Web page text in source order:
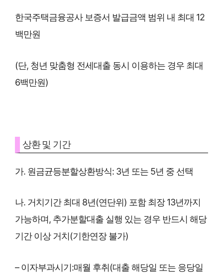
한국주택금융공사 보증서 발급금액 범위 내 최대 12
백만원
(단, 청년 맞춤형 전세대출 동시 이용하는 경우 최대
6백만원)
상환 및 기간
가. 원금균등분할상환방식: 3년 또는 5년 중 선택
나. 거치기간 최대 8년(연단위) 포함 최장 13년까지
가능하며, 추가분할대출 실행 있는 경우 반드시 해당
기간 이상 거치(기한연장 불가)
– 이자부과시기:매월 후취(대출 해당일 또는 응당일